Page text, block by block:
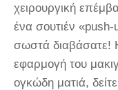
χειρουργική
ένα σουτιέν «push-
σωστά διαβάσατε!
εφαρμογή του
ογκώδη ματιά,